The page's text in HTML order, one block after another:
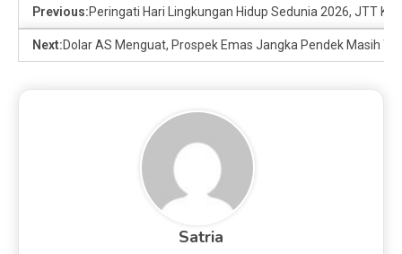
Previous:Peringati Hari Lingkungan Hidup Sedunia 2026, JTT
Next:Dolar AS Menguat, Prospek Emas Jangka Pendek Masih
Satria